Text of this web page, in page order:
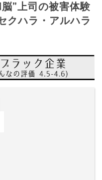
”上司の被害体験
クハラ・アルハラ